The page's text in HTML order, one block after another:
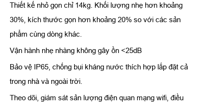
Thiết kế nhỏ gọn chỉ 14kg. Khối lượng nhẹ hơn khoảng
30%, kích thước gọn hơn khoảng 20% so với các sản
phẩm cùng dòng khác.
Vận hành nhẹ nhàng không gây ồn <25dB
Bảo vệ IP65, chống bụi kháng nước thích hợp lắp đặt cả
trong nhà và ngoài trời.
Theo dõi, giám sát sản lượng điện quan mạng wifi, điều